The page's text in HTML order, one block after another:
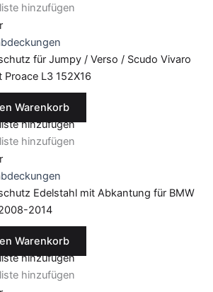
hinzufügen
für Jumpy / Verso / Scudo Vivaro
Proace L3 152X16
Warenkorb
hinzufügen
hinzufügen
Edelstahl mit Abkantung für BMW
2014
Warenkorb
hinzufügen
hinzufügen